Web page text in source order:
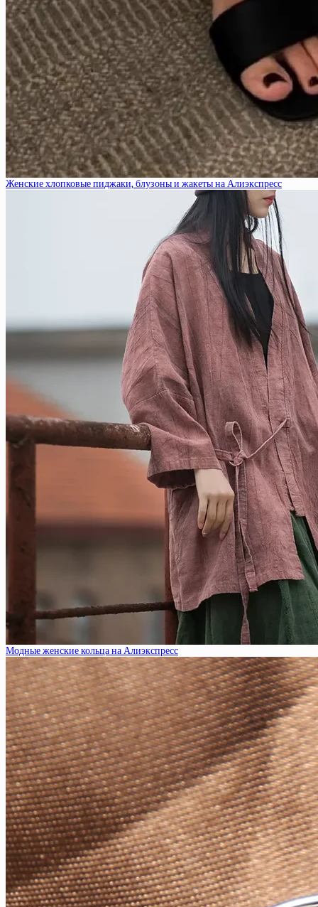
Женские хлопковые пиджаки, блузоны и жакеты на Алиэкспресс
Модные женские кольца на Алиэкспресс